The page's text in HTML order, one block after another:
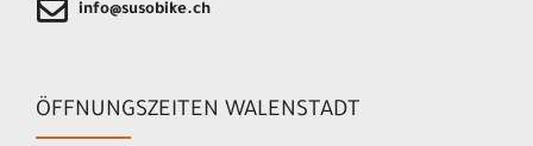
info@susobike.ch
ÖFFNUNGSZEITEN WALENSTADT